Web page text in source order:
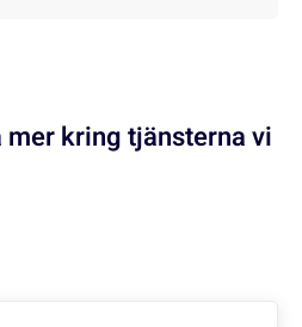
mer kring tjänsterna vi